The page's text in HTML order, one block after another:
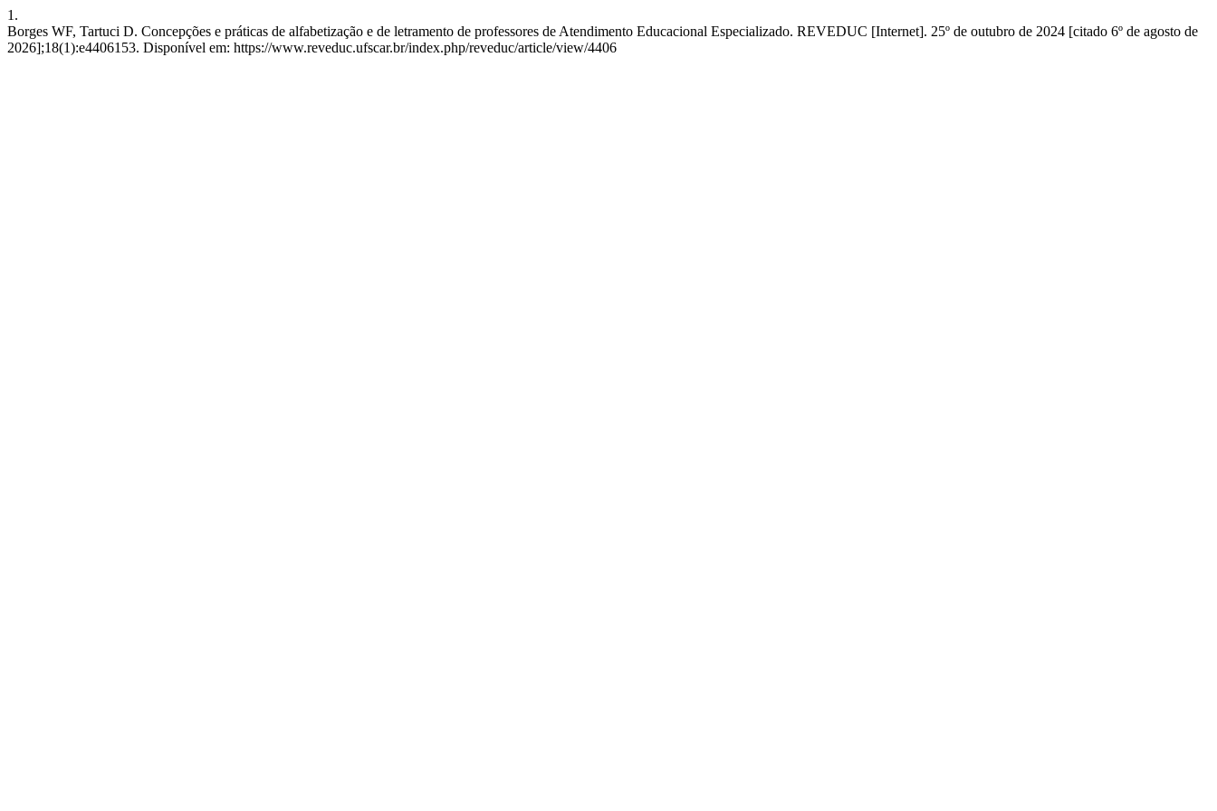
1.
Borges WF, Tartuci D. Concepções e práticas de alfabetização e de letramento de professores de Atendimento Educacional Especializado. REVEDUC [Internet]. 25º de outubro de 2024 [citado 6º de agosto de
2026];18(1):e4406153. Disponível em: https://www.reveduc.ufscar.br/index.php/reveduc/article/view/4406